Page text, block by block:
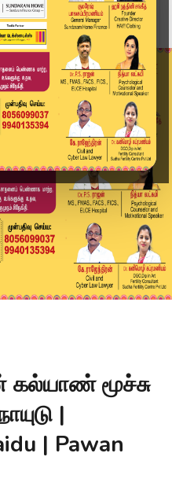
முட்டும் சந்த...
கல்யாண் மூச்சு
|
| Pawan